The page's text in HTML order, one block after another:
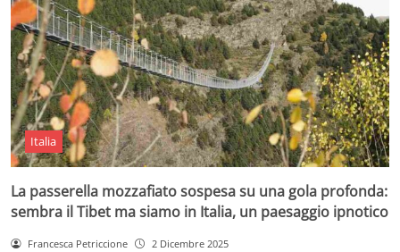
Italia
La passerella mozzafiato sospesa su una gola profonda:
sembra il Tibet ma siamo in Italia, un paesaggio ipnotico
Francesca Petriccione 2 Dicembre 2025